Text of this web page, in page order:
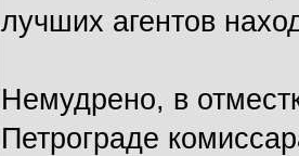
лучших агентов
Немудрено, в
Петрограде